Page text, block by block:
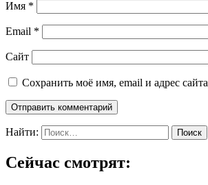
Имя *
Email *
Сайт
Сохранить моё имя, email и адрес
Найти:
Сейчас смотрят: